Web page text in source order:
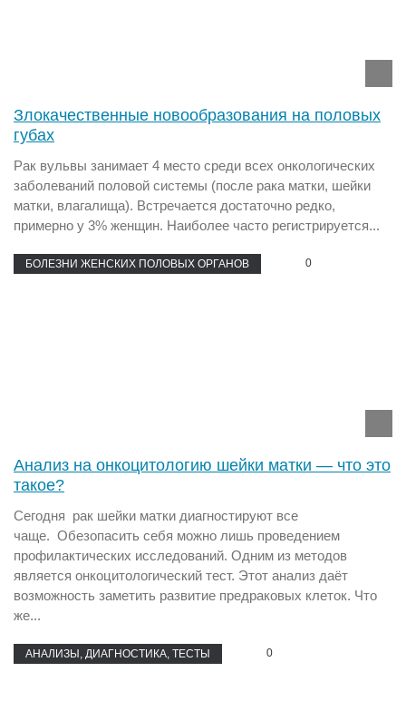
Злокачественные новообразования на половых
губах
Рак вульвы занимает 4 место среди всех онкологических
заболеваний половой системы (после рака матки, шейки
матки, влагалища). Встречается достаточно редко,
примерно у 3% женщин. Наиболее часто регистрируется...
БОЛЕЗНИ ЖЕНСКИХ ПОЛОВЫХ ОРГАНОВ 0
Анализ на онкоцитологию шейки матки — что это
такое?
Сегодня рак шейки матки диагностируют все
чаще. Обезопасить себя можно лишь проведением
профилактических исследований. Одним из методов
является онкоцитологический тест. Этот анализ даёт
возможность заметить развитие предраковых клеток. Что
же...
АНАЛИЗЫ, ДИАГНОСТИКА, ТЕСТЫ 0